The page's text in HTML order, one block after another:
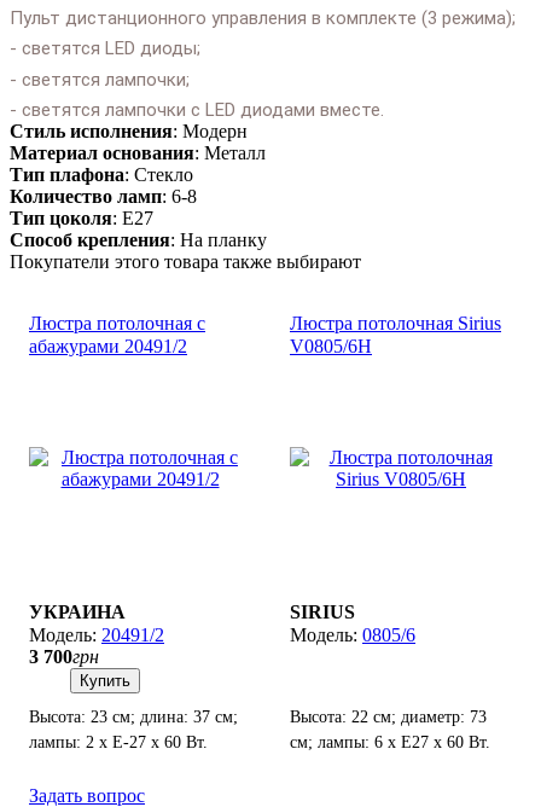
Пульт дистанционного управления в комплекте (3 режима);
- светятся LED диоды;
- светятся лампочки;
- светятся лампочки с LED диодами вместе.
Стиль исполнения: Модерн
Материал основания: Металл
Тип плафона: Стекло
Количество ламп: 6-8
Тип цоколя: E27
Способ крепления: На планку
Покупатели этого товара также выбирают
Люстра потолочная с
абажурами 20491/2
УКРАИНА
20491/2
3 700грн
Купить
Высота: 23 см; длина: 37 см;
лампы: 2 х Е-27 х 60 Вт.
Люстра потолочная Sirius
V0805/6H
SIRIUS
0805/6
Высота: 22 см; диаметр: 73
см; лампы: 6 х Е27 х 60 Вт.
Задать вопрос